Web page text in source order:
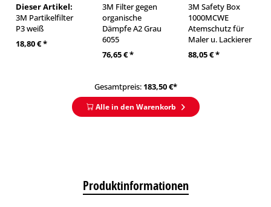
Dieser Artikel:
3M Partikelfilter
P3 weiß
18,80 € *
3M Filter gegen
organische
Dämpfe A2 Grau
6055
76,65 € *
3M Safety Box
1000MCWE
Atemschutz für
Maler u. Lackierer
88,05 € *
Gesamtpreis: 183,50€*
Alle in den Warenkorb
Produktinformationen